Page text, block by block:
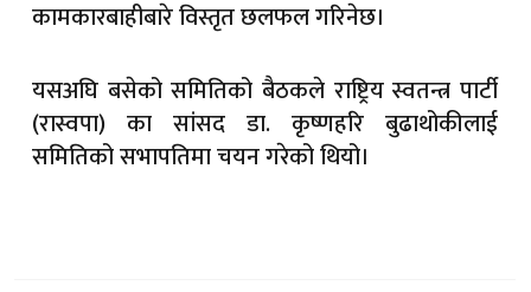
कामकारबाहीबारे विस्तृत छलफल गरिनेछ।
यसअघि बसेको समितिको बैठकले राष्ट्रिय स्वतन्त्र पार्टी
(रास्वपा) का सांसद डा. कृष्णहरि बुढाथोकीलाई
समितिको सभापतिमा चयन गरेको थियो।